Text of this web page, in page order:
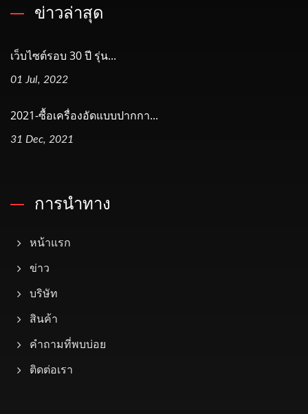
ข่าวล่าสุด
เว็บไซต์รอบ 30 ปี รุ่น...
01 Jul, 2022
2021-ซื้อเครื่องอัดแบบปากกา...
31 Dec, 2021
การนำทาง
หน้าแรก
ข่าว
บริษัท
สินค้า
คำถามที่พบบ่อย
ติดต่อเรา